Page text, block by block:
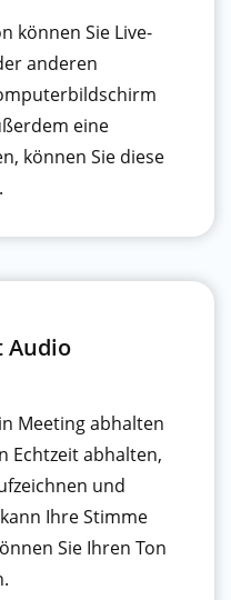
können Sie Live-
anderen
eine
können Sie diese
Audio
Meeting abhalten
Echtzeit abhalten,
und
Ihre Stimme
Sie Ihren Ton